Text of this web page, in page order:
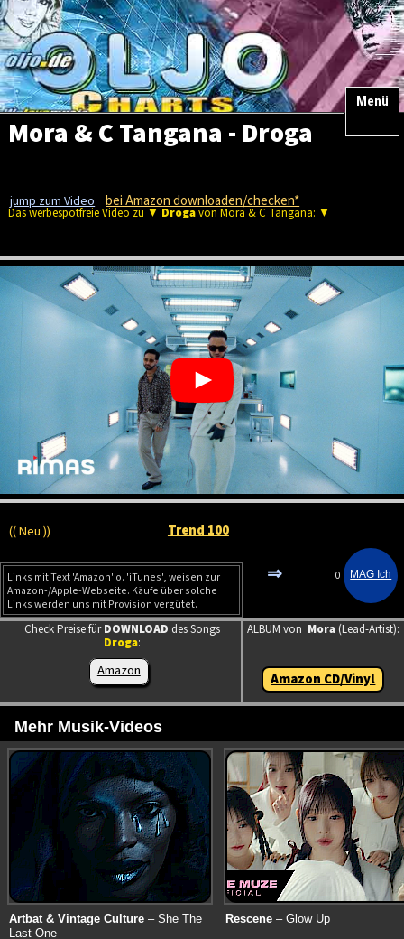
Menü
Mora & C Tangana - Droga
jump zum Video bei Amazon downloaden/checken*
Das werbespotfreie Video zu ▼ Drogavon Mora & C Tangana: ▼
(( Neu )) Trend 100
Links mit Text 'Amazon' o. 'iTunes', weisen zur
Amazon-/Apple-Webseite. Käufe über solche
Links werden uns mit Provision vergütet.
⇒ 0
Check Preise fürDOWNLOAD des Songs
Droga:
Amazon
ALBUM von Mora(Lead-Artist):
Amazon CD/Vinyl
Mehr Musik-Videos
Artbat & Vintage Culture – She The
Last One
Rescene – Glow Up